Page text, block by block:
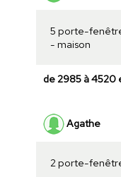
5 porte-
- maison
de 2985 à 4520
Agathe
2 porte-